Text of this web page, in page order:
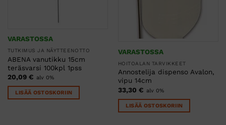
VARASTOSSA
TUTKIMUS JA NÄYTTEENOTTO
ABENA vanutikku 15cm
teräsvarsi 100kpl 1pss
20,09 € alv 0%
LISÄÄ OSTOSKORIIN
VARASTOSSA
HOITOALAN TARVIKKEET
Annostelija dispenso Avalon,
vipu 14cm
33,30 € alv 0%
LISÄÄ OSTOSKORIIN